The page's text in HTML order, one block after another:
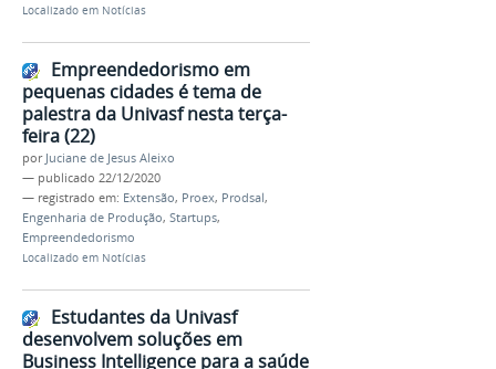
Localizado em Notícias
Empreendedorismo em
pequenas cidades é tema de
palestra da Univasf nesta terça-
feira (22)
por Juciane de Jesus Aleixo
— publicado 22/12/2020
— registrado em: Extensão, Proex, Prodsal,
Engenharia de Produção, Startups,
Empreendedorismo
Localizado em Notícias
Estudantes da Univasf
desenvolvem soluções em
Business Intelligence para a saúde